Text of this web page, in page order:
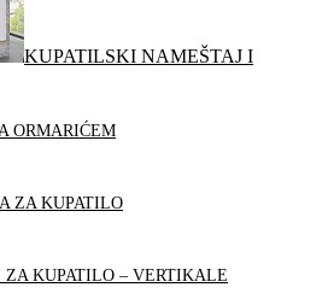
KUPATILSKI NAMEŠTAJ I
ORMARIĆEM
ZA KUPATILO
ZA KUPATILO – VERTIKALE